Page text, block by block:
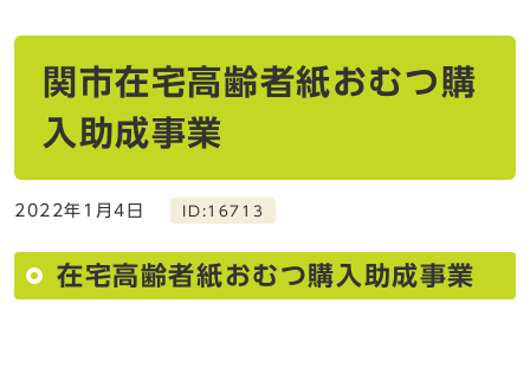
関市在宅高齢者紙おむつ購
入助成事業
2022年1月4日 ID:16713
在宅高齢者紙おむつ購入助成事業